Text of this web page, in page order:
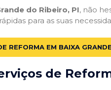
do Ribeiro, PI, não
para as suas
REFORMA EM BAIXA
de